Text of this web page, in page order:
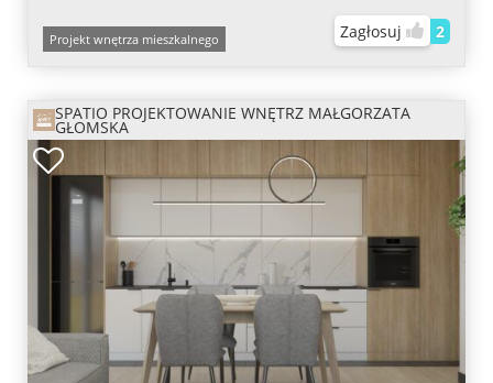
Projekt wnętrza mieszkalnego Zagłosuj 2
SPATIO PROJEKTOWANIE WNĘTRZ MAŁGORZATA
GŁOMSKA